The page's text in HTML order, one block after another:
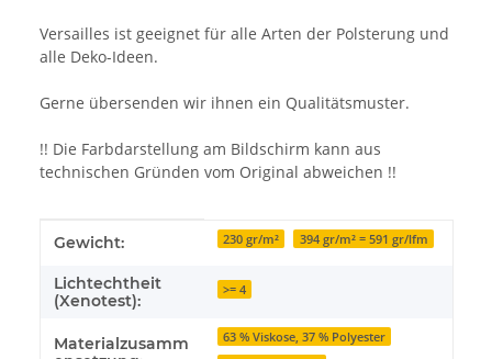
Versailles ist geeignet für alle Arten der Polsterung und
alle Deko-Ideen.
Gerne übersenden wir ihnen ein Qualitätsmuster.
!! Die Farbdarstellung am Bildschirm kann aus
technischen Gründen vom Original abweichen !!
Produkteigenschaft
Wert
Gewicht: 230 gr/m² 394 gr/m² = 591 gr/lfm
Lichtechtheit
(Xenotest):
>= 4
Materialzusamm
63 % Viskose, 37 % Polyester